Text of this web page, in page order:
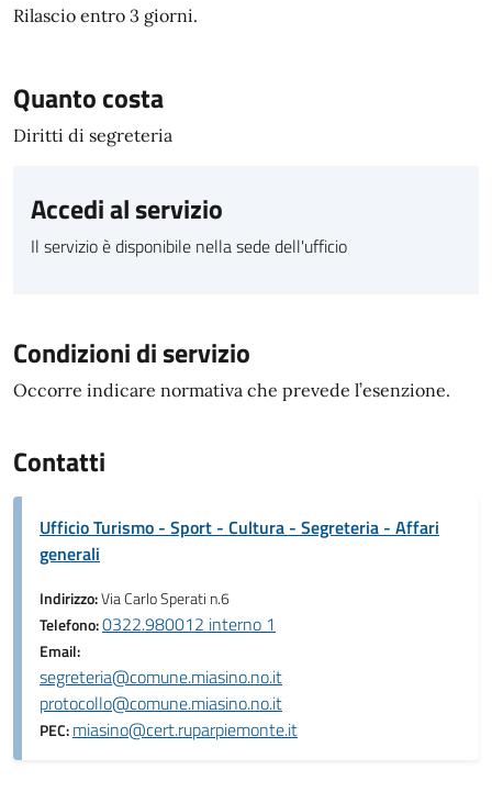
Rilascio entro 3 giorni.
Quanto costa
Diritti di segreteria
Accedi al servizio
Il servizio è disponibile nella sede dell'ufficio
Condizioni di servizio
Occorre indicare normativa che prevede l’esenzione.
Contatti
Ufficio Turismo - Sport - Cultura - Segreteria - Affari
generali
Indirizzo:Via Carlo Sperati n.6
Telefono:0322.980012 interno 1
Email:
segreteria@comune.miasino.no.it
protocollo@comune.miasino.no.it
PEC:miasino@cert.ruparpiemonte.it